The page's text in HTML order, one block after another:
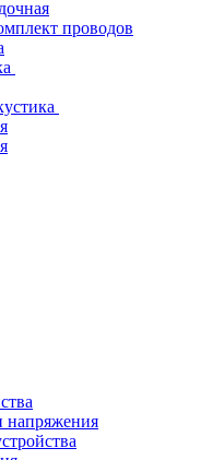
проводов
напряжения